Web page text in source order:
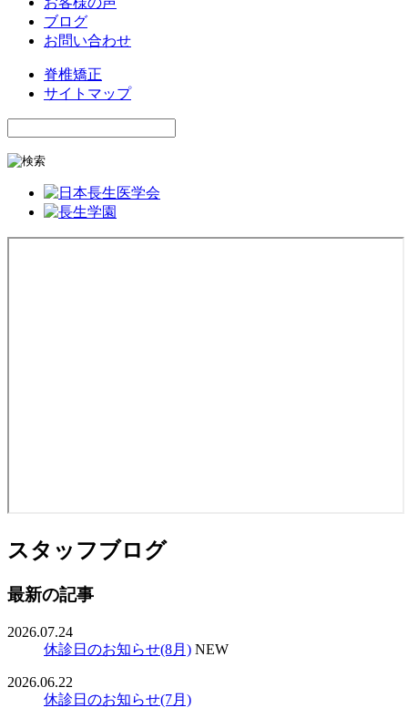
ブログ
お問い合わせ
脊椎矯正
サイトマップ
スタッフブログ
最新の記事
2026.07.24
休診日のお知らせ(8月) NEW
2026.06.22
休診日のお知らせ(7月)